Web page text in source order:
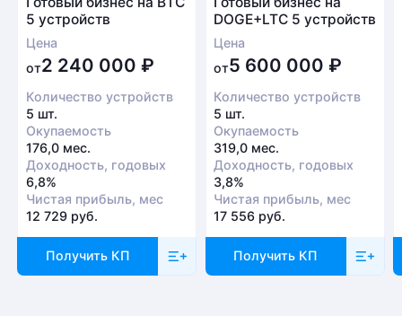
5 устройств
Цена
от2 240 000 ₽
Количество устройств
5 шт.
Окупаемость
176,0 мес.
Доходность, годовых
6,8%
Чистая прибыль, мес
12 729 руб.
Получить КП
DOGE+LTC 5 устройств
Цена
от5 600 000₽
Количество устройств
5 шт.
Окупаемость
319,0 мес.
Доходность, годовых
3,8%
Чистая прибыль, мес
17 556 руб.
Получить КП